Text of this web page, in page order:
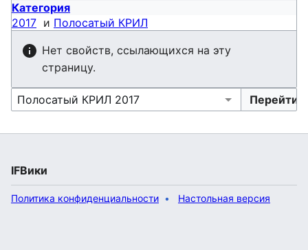
Категория
2017 и Полосатый КРИЛ
Нет свойств, ссылающихся на эту
страницу.
IFВики
Политика конфиденциальности Настольная версия